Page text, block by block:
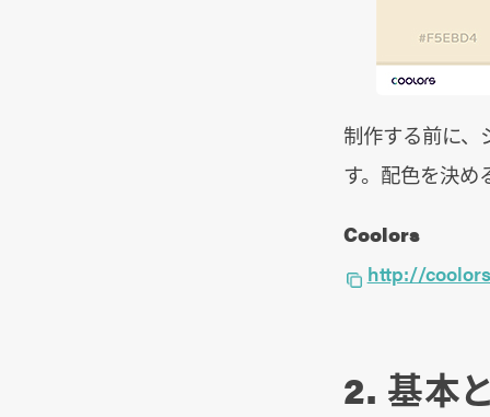
制作する前に、
す。配色を決め
Coolors
http://
2. 基本